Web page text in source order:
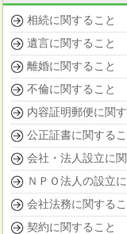
相続に関すること
遺言に関すること
離婚に関すること
不倫に関すること
内容証明郵便に関
公正証書に関するこ
会社・法人設立に
ＮＰＯ法人の設立
会社法務に関するこ
契約に関すること